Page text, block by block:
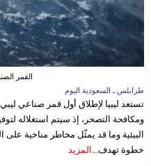
القمر
طرابلس ـ السعودية اليوم
تستعد ليبيا لإطلاق أول قمر صناعي
ومكافحة التصحر، إذ سيتم استغلاله
البيئية وما قد يمثّل مخاطر مناخية على
خطوة تهدف... المزيد